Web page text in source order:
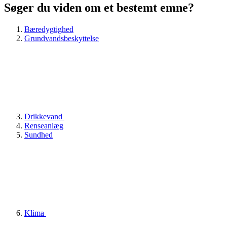
Søger du viden om et bestemt emne?
Bæredygtighed
Grundvandsbeskyttelse
Drikkevand
Renseanlæg
Sundhed
Klima